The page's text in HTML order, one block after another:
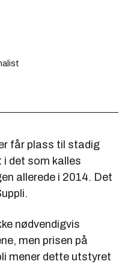
får plass til stadig
det som kalles
allerede i 2014. Det
nødvendigvis
men prisen på
mener dette utstyret